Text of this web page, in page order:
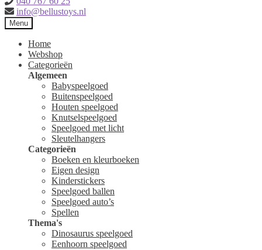
info@bellustoys.nl
Menu
Home
Webshop
Categorieën
Algemeen
Babyspeelgoed
Buitenspeelgoed
Houten speelgoed
Knutselspeelgoed
Speelgoed met licht
Sleutelhangers
Categorieën
Boeken en kleurboeken
Eigen design
Kinderstickers
Speelgoed ballen
Speelgoed auto’s
Spellen
Thema's
Dinosaurus speelgoed
Eenhoorn speelgoed